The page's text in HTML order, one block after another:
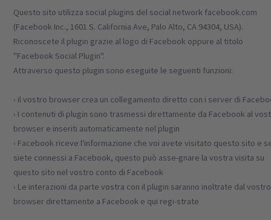
Questo sito utilizza social plugins del social network facebook.com
(Facebook Inc., 1601 S. California Ave, Palo Alto, CA 94304, USA).
Riconoscete il plugin grazie al logo di Facebook oppure al titolo
"Facebook Social Plugin".
Attraverso questo plugin sono eseguite le seguenti funzioni:
› il vostro browser crea un collegamento diretto con i server di
› I contenuti di plugin sono trasmessi direttamente da Facebook al
browser e inseriti automaticamente nel plugin
› Facebook riceve l'informazione che voi avete visitato questo sito e
siete connessi a Facebook, questo può asse-gnare la vostra visita su
questo sito nel vostro conto di Facebook
› Le interazioni da parte vostra con il plugin saranno inoltrate dal vostro
browser direttamente a Facebook e qui regi-strate